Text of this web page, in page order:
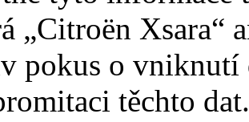
„Citroën Xsara“
pokus o vniknutí
těchto dat.